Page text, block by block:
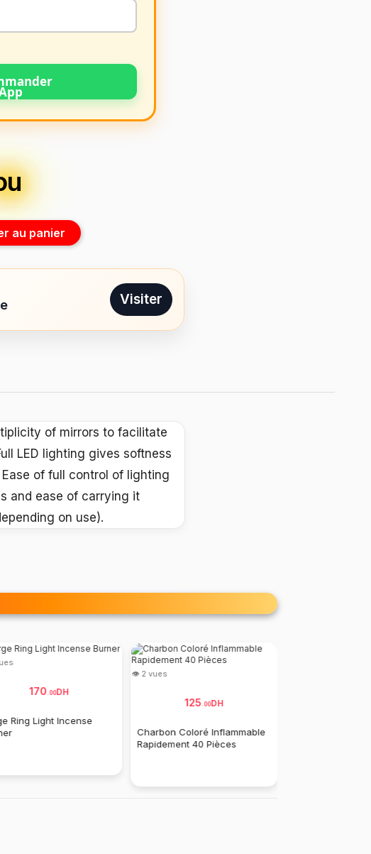
au panier
Visiter
of mirrors to facilitate
LED lighting gives softness
of full control of lighting
and ease of carrying it
on use).
170.00DH
Ring Light Incense
👁 2 vues
125.00DH
Charbon Coloré Inflammable
Rapidement 40 Pièces